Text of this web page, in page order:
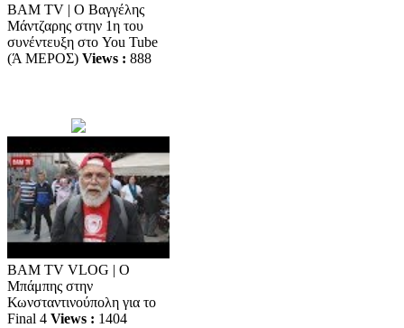
BAM TV | Ο Βαγγέλης
Μάντζαρης στην 1η του
συνέντευξη στο You Tube
(Ά ΜΕΡΟΣ) Views : 888
BAM TV VLOG | Ο
Μπάμπης στην
Κωνσταντινούπολη για το
Final 4 Views : 1404